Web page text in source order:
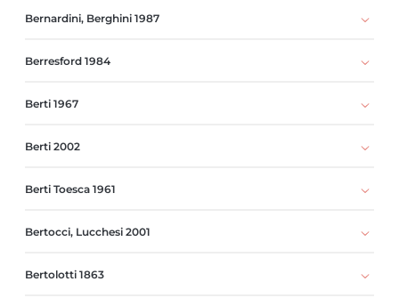
Bernardini, Berghini 1987
Berresford 1984
Berti 1967
Berti 2002
Berti Toesca 1961
Bertocci, Lucchesi 2001
Bertolotti 1863